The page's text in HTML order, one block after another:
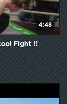
4:48
Fight !!